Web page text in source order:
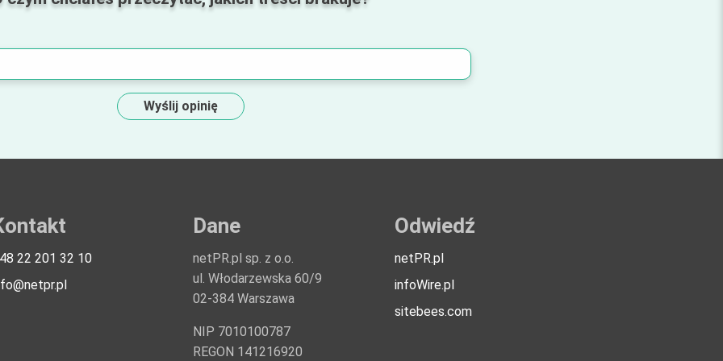
Wyślij opinię
22 201 32 10
Dane
netPR.pl sp. z o.o.
ul. Włodarzewska 60/9
02-384 Warszawa
NIP 7010100787
REGON 141216920
Odwiedź
netPR.pl
infoWire.pl
sitebees.com